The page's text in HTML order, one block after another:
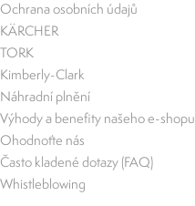
Ochrana osobních údajů
KÄRCHER
TORK
Kimberly-Clark
Náhradní plnění
Výhody a benefity našeho e-shopu
Ohodnoťte nás
Často kladené dotazy (FAQ)
Whistleblowing